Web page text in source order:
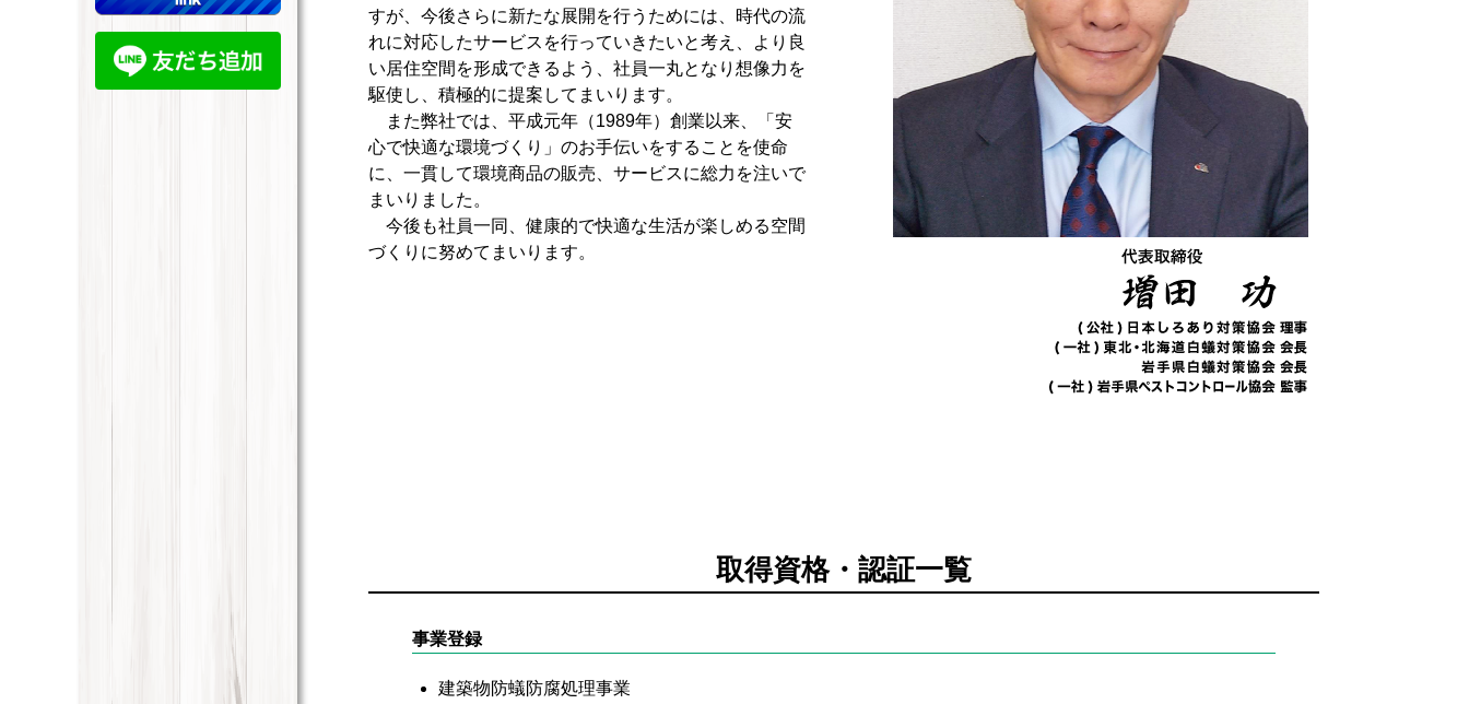
すが、今後さらに新たな展開を行うためには、時代の流
れに対応したサービスを行っていきたいと考え、より良
い居住空間を形成できるよう、社員一丸となり想像力を
駆使し、積極的に提案してまいります。
また弊社では、平成元年（1989年）創業以来、「安
心で快適な環境づくり」のお手伝いをすることを使命
に、一貫して環境商品の販売、サービスに総力を注いで
まいりました。
今後も社員一同、健康的で快適な生活が楽しめる空間
づくりに努めてまいります。
取得資格・認証一覧
事業登録
建築物防蟻防腐処理事業